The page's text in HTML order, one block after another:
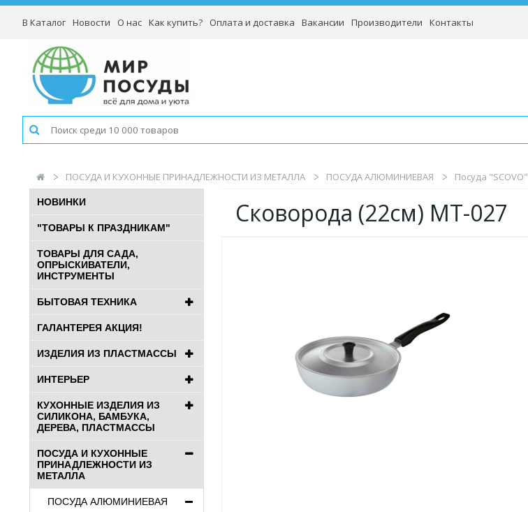
В Каталог Новости О нас Как купить? Оплата и доставка Вакансии Производители Контакты
ПОСУДА И КУХОННЫЕ ПРИНАДЛЕЖНОСТИ ИЗ МЕТАЛЛА ПОСУДА АЛЮМИНИЕВАЯ Посуда "SCOVO"
НОВИНКИ
"ТОВАРЫ К ПРАЗДНИКАМ"
ТОВАРЫ ДЛЯ САДА,
ОПРЫСКИВАТЕЛИ,
ИНСТРУМЕНТЫ
БЫТОВАЯ ТЕХНИКА
ГАЛАНТЕРЕЯ АКЦИЯ!
ИЗДЕЛИЯ ИЗ ПЛАСТМАССЫ
ИНТЕРЬЕР
КУХОННЫЕ ИЗДЕЛИЯ ИЗ
СИЛИКОНА, БАМБУКА,
ДЕРЕВА, ПЛАСТМАССЫ
ПОСУДА И КУХОННЫЕ
ПРИНАДЛЕЖНОСТИ ИЗ
МЕТАЛЛА
ПОСУДА АЛЮМИНИЕВАЯ
Сковорода (22см) МТ-027